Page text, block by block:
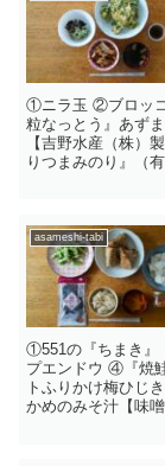
①ニラ玉 ②ブロッ
粒なっとう』あず
【吉野水産（株）
りつまみのり』（
asameshi-tabi
①551の『ちまき』
プエンドウ ④『焼
トふりかけ梅ひじ
かめのみそ汁【味